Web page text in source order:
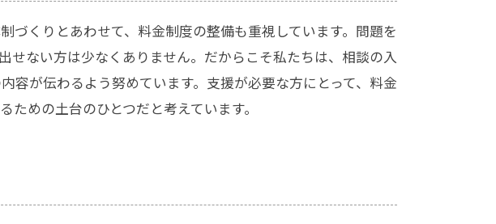
くりとあわせて、料金制度の整備も重視しています。問題を
ない方は少なくありません。だからこそ私たちは、相談の入
容が伝わるよう努めています。支援が必要な方にとって、料金
めの土台のひとつだと考えています。